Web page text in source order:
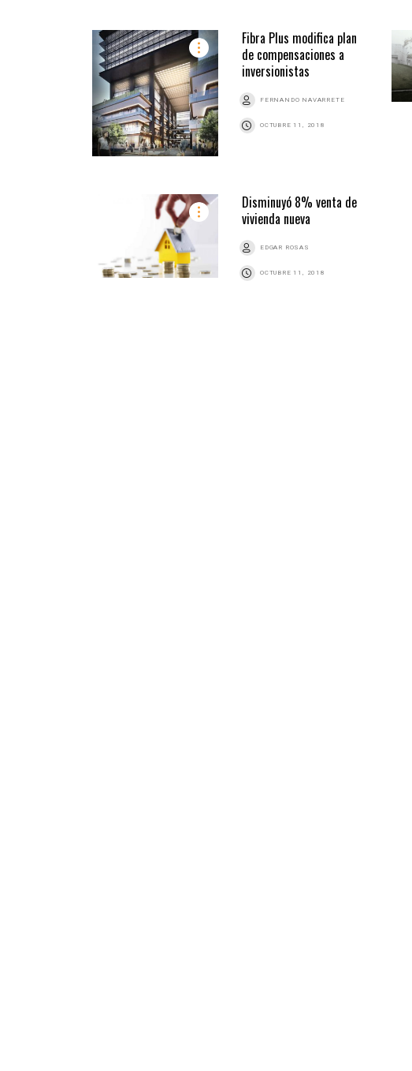
Fibra Plus modifica plan
de compensaciones a
inversionistas
FERNANDO NAVARRETE
OCTUBRE 11, 2018
Disminuyó 8% venta de
vivienda nueva
EDGAR ROSAS
OCTUBRE 11, 2018